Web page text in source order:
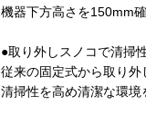
機器下方高さを150mm
●取り外しスノコで清掃
従来の固定式から取り外
清掃性を高め清潔な環境